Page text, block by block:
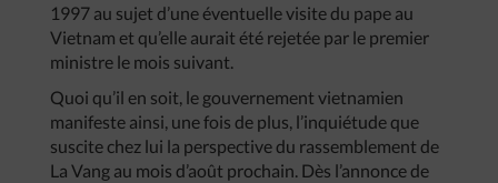
1997 au sujet d’une éventuelle visite du pape au
Vietnam et qu’elle aurait été rejetée par le premier
ministre le mois suivant.
Quoi qu’il en soit, le gouvernement vietnamien
manifeste ainsi, une fois de plus, l’inquiétude que
suscite chez lui la perspective du rassemblement de
La Vang au mois d’août prochain. Dès l’annonce de